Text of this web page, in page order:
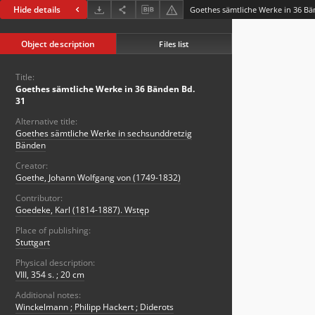
Hide details Goethes sämtliche Werke in 36
Object description Files list
Title:
Goethes sämtliche Werke in 36 Bänden Bd.
31
Alternative title:
Goethes sämtliche Werke in sechsunddretzig
Bänden
Creator:
Goethe, Johann Wolfgang von (1749-1832)
Contributor:
Goedeke, Karl (1814-1887). Wstęp
Place of publishing:
Stuttgart
Physical description:
VIII, 354 s. ; 20 cm
Additional notes:
Winckelmann ; Philipp Hackert ; Diderots